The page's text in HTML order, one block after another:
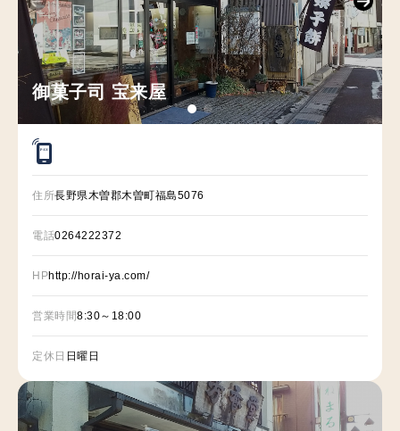
御菓子司 宝来屋
PAY
住所長野県木曽郡木曽町福島5076
電話0264222372
HPhttp://horai-ya.com/
営業時間8:30～18:00
定休日 日曜日